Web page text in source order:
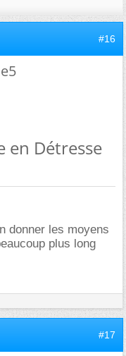
#16
en Détresse
donner les moyens
plus long
#17